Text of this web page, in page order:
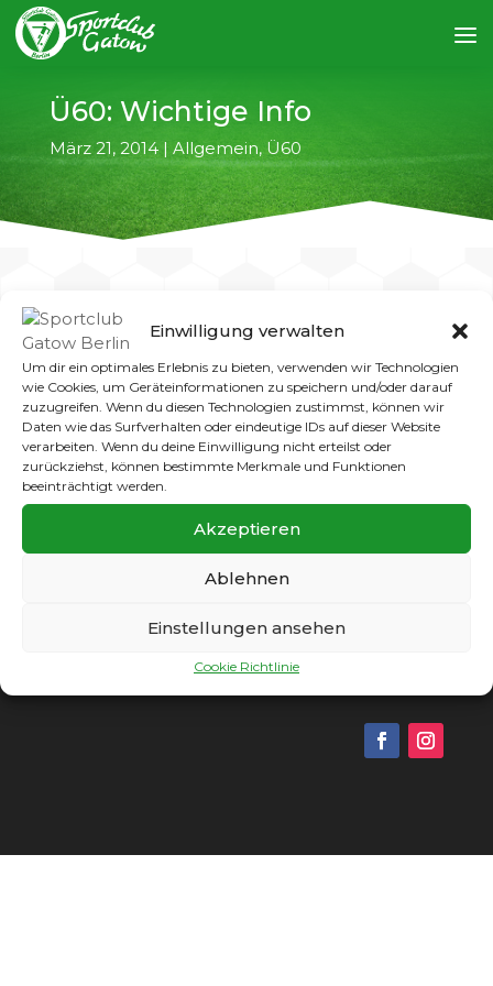
Einwilligung verwalten
Um dir ein optimales Erlebnis zu bieten, verwenden wir Technologien
wie Cookies, um Geräteinformationen zu speichern und/oder darauf
zuzugreifen. Wenn du diesen Technologien zustimmst, können wir
Daten wie das Surfverhalten oder eindeutige IDs auf dieser Website
verarbeiten. Wenn du deine Einwilligung nicht erteilst oder
zurückziehst, können bestimmte Merkmale und Funktionen
beeinträchtigt werden.
Akzeptieren
Ablehnen
Einstellungen ansehen
Cookie Richtlinie
Ü60: Wichtige Info
März 21, 2014| Allgemein,Ü60
←vorheriger Artikel
Das Spiel der Ü 60 findet in der Lichtenhainer
Str. 19 | 12627 Berlin statt.
Copyright © 2026 - SC Gatow 1931 e.V. |